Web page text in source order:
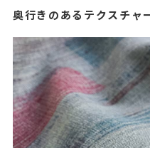
奥行きのあるテクスチャ